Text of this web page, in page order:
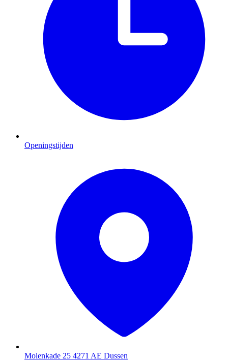
Openingstijden
Molenkade 25 4271 AE Dussen